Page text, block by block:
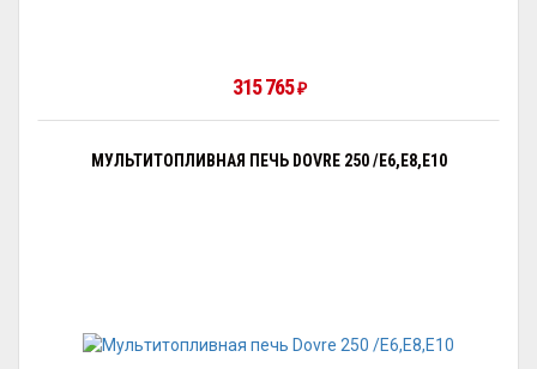
315 765₽
МУЛЬТИТОПЛИВНАЯ ПЕЧЬ DOVRE 250 /E6,E8,E10